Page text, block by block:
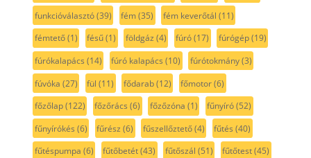
funkcióválasztó(39) fém(35) fém keverőtál (11)
fémtető(1) fésű(1) földgáz (4) fúró(17) fúrógép(19)
fúrókalapács (14) fúró kalapács (10) fúrótokmány(3)
fúvóka (27) fül (11) fődarab(12) főmotor(6)
főzőlap(122) főzőrács (6) főzőzóna (1) fűnyíró(52)
fűnyírókés (6) fűrész (6) fűszellőztető(4) fűtés (40)
fűtéspumpa (6) fűtőbetét(43) fűtőszál (51) fűtőtest(45)